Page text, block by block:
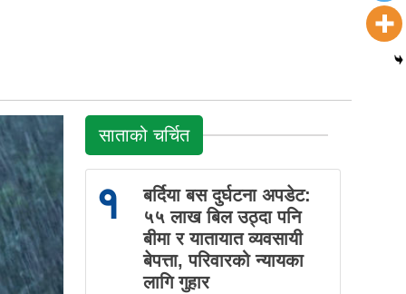
साताको चर्चित
१
बर्दिया बस दुर्घटना अपडेट:
५५ लाख बिल उठ्दा पनि
बीमा र यातायात व्यवसायी
बेपत्ता, परिवारको न्यायका
लागि गुहार